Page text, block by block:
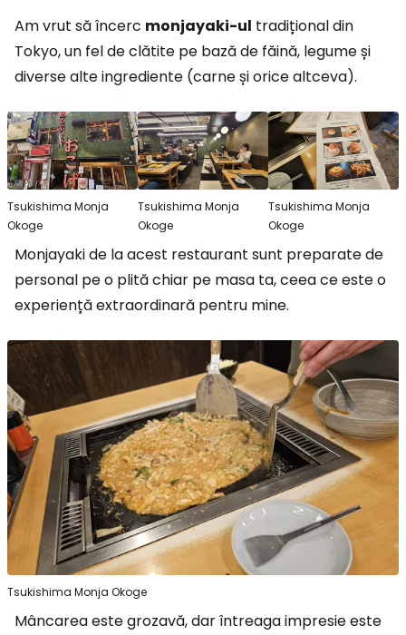
Am vrut să încerc monjayaki-ul tradițional din
Tokyo, un fel de clătite pe bază de făină, legume și
diverse alte ingrediente (carne și orice altceva).
Tsukishima Monja
Okoge
Tsukishima Monja
Okoge
Tsukishima Monja
Okoge
Monjayaki de la acest restaurant sunt preparate de
personal pe o plită chiar pe masa ta, ceea ce este o
experiență extraordinară pentru mine.
Tsukishima Monja Okoge
Mâncarea este grozavă, dar întreaga impresie este